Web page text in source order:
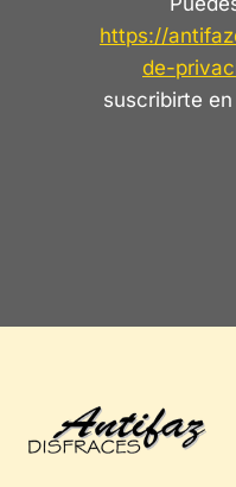
https://
de-
suscribirte